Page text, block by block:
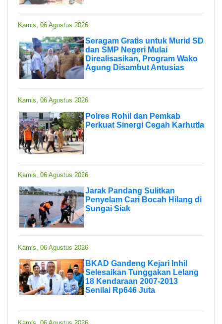
Kamis, 06 Agustus 2026
Seragam Gratis untuk Murid SD
dan SMP Negeri Mulai
Direalisasikan, Program Wako
Agung Disambut Antusias
Kamis, 06 Agustus 2026
Polres Rohil dan Pemkab
Perkuat Sinergi Cegah Karhutla
Kamis, 06 Agustus 2026
Jarak Pandang Sulitkan
Penyelam Cari Bocah Hilang di
Sungai Siak
Kamis, 06 Agustus 2026
BKAD Gandeng Kejari Inhil
Selesaikan Tunggakan Lelang
18 Kendaraan 2007-2013
Senilai Rp646 Juta
Kamis, 06 Agustus 2026